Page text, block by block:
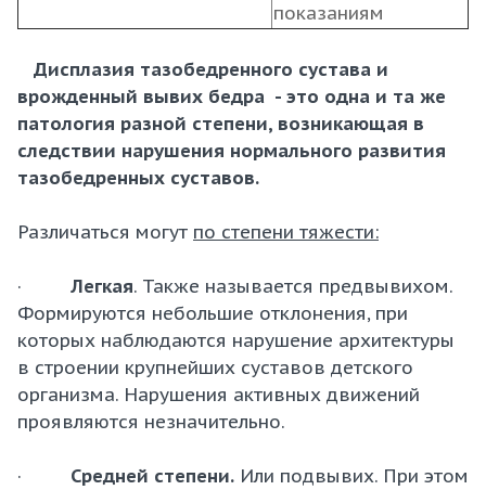
показаниям
Дисплазия тазобедренного сустава и
врожденный вывих бедра - это одна и та же
патология разной степени, возникающая в
следствии нарушения нормального развития
тазобедренных суставов.
Различаться могут по степени тяжести:
· Легкая. Также называется предвывихом.
Формируются небольшие отклонения, при
которых наблюдаются нарушение архитектуры
в строении крупнейших суставов детского
организма. Нарушения активных движений
проявляются незначительно.
· Средней степени. Или подвывих. При этом